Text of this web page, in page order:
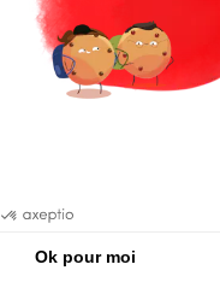
Ok pour moi